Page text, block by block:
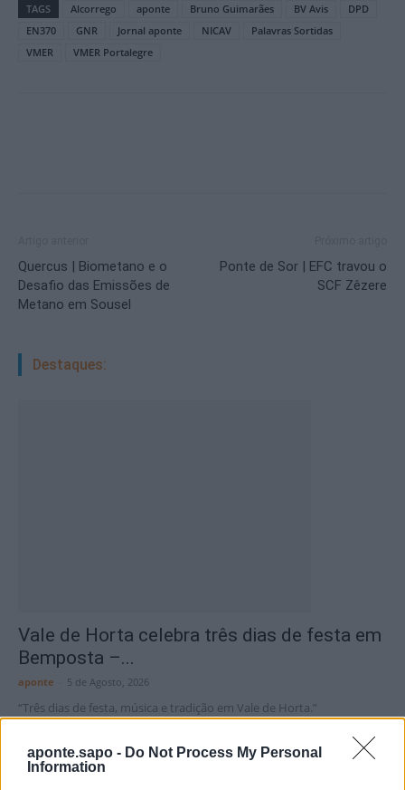
aponte.sapo - Do Not Process My Personal
Information
TAGS Alcorrego aponte Bruno Guimarães BV Avis
DPD
EN370
GNR Jornal aponte NICAV
Palavras Sortidas
VMER
VMER Portalegre
Quercus | Biometano e o
Desafio das Emissões de
Metano em Sousel
Ponte de Sor | EFC travou o
SCF Zêzere
Destaques:
Vale de Horta celebra três dias de festa em
Bemposta –...
aponte 5 de Agosto, 2026
“Três dias de festa, música e tradição em Vale de Horta.”